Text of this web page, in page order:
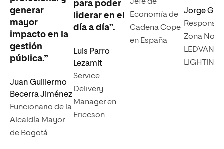
generar
mayor
impacto en la
gestión
pública.”
Juan Guillermo
Becerra Jiménez
Funcionario de la
Alcaldía Mayor
de Bogotá
para poder
liderar en el
día a día”.
Luis Parro
Lezamit
Service
Delivery
Manager en
Ericcson
Jefe de
Economía de
Cadena Cope
en España
Jorge
Zona
LIGHTING,